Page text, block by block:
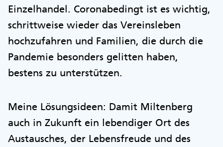
Einzelhandel. Coronabedingt ist es wichtig,
schrittweise wieder das Vereinsleben
hochzufahren und Familien, die durch die
Pandemie besonders gelitten haben,
bestens zu unterstützen.
Meine Lösungsideen: Damit Miltenberg
auch in Zukunft ein lebendiger Ort des
Austausches, der Lebensfreude und des